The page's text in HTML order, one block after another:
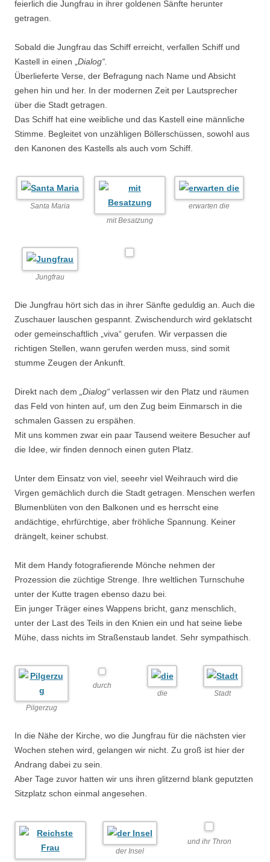
feierlich die Jungfrau in ihrer goldenen Sänfte herunter
getragen.
Sobald die Jungfrau das Schiff erreicht, verfallen Schiff und
Kastell in einen „ Dialog“.
Überlieferte Verse, der Befragung nach Name und Absicht
gehen hin und her. In der modernen Zeit per Lautsprecher
über die Stadt getragen.
Das Schiff hat eine weibliche und das Kastell eine männliche
Stimme. Begleitet von unzähligen Böllerschüssen, sowohl aus
den Kanonen des Kastells als auch vom Schiff.
Santa Maria
mit Besatzung
erwarten die
Jungfrau
Die Jungfrau hört sich das in ihrer Sänfte geduldig an. Auch die
Zuschauer lauschen gespannt. Zwischendurch wird geklatscht
oder gemeinschaftlich „viva“ gerufen. Wir verpassen die
richtigen Stellen, wann gerufen werden muss, sind somit
stumme Zeugen der Ankunft.
Direkt nach dem „Dialog“ verlassen wir den Platz und räumen
das Feld von hinten auf, um den Zug beim Einmarsch in die
schmalen Gassen zu erspähen.
Mit uns kommen zwar ein paar Tausend weitere Besucher auf
die Idee, wir finden dennoch einen guten Platz.
Unter dem Einsatz von viel, seeehr viel Weihrauch wird die
Virgen gemächlich durch die Stadt getragen. Menschen werfen
Blumenblüten von den Balkonen und es herrscht eine
andächtige, ehrfürchtige, aber fröhliche Spannung. Keiner
drängelt, keiner schubst.
Mit dem Handy fotografierende Mönche nehmen der
Prozession die züchtige Strenge. Ihre weltlichen Turnschuhe
unter der Kutte tragen ebenso dazu bei.
Ein junger Träger eines Wappens bricht, ganz menschlich,
unter der Last des Teils in den Knien ein und hat seine liebe
Mühe, dass nichts im Straßenstaub landet. Sehr sympathisch.
Pilgerzug
durch
die
Stadt
In die Nähe der Kirche, wo die Jungfrau für die nächsten vier
Wochen stehen wird, gelangen wir nicht. Zu groß ist hier der
Andrang dabei zu sein.
Aber Tage zuvor hatten wir uns ihren glitzernd blank geputzten
Sitzplatz schon einmal angesehen.
der Insel
und ihr Thron